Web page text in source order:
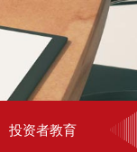
投资者教育